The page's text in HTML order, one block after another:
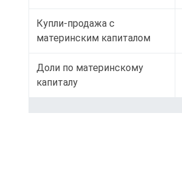
Купли-продажа с
материнским капиталом
Доли по материнскому
капиталу